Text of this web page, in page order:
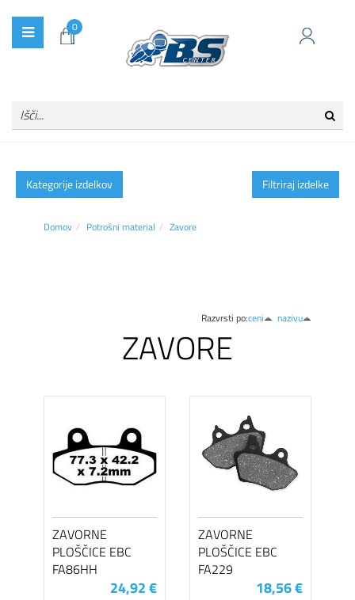
0
Kategorije izdelkov Filtriraj izdelke
Domov Potrošni material Zavore
Razvrsti po:ceni nazivu
ZAVORE
ZAVORNE
PLOŠČICE EBC
FA86HH
24,92 €
ZAVORNE
PLOŠČICE EBC
FA229
18,56 €